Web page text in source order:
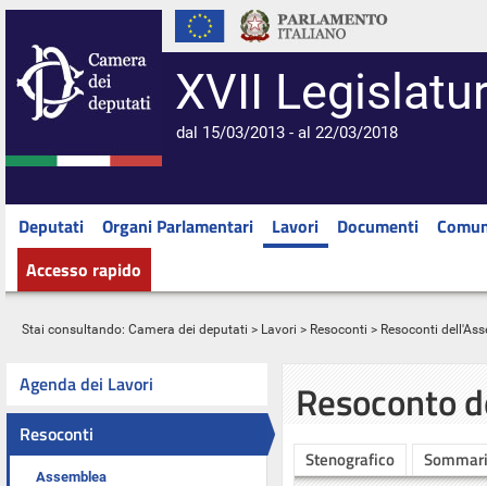
XVII
dal 15/03/2013 - al 22/03/2018
Deputati Organi Parlamentari Lavori Documenti
Accesso rapido
Stai consultando: Camera dei deputati > Lavori > Resoconti > Resoconti
Agenda dei Lavori
Resoconti
Assemblea
Resoconto
Stenografico